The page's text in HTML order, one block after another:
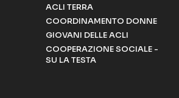
ACLI TERRA
COORDINAMENTO DONNE
GIOVANI DELLE ACLI
COOPERAZIONE SOCIALE -
SU LA TESTA